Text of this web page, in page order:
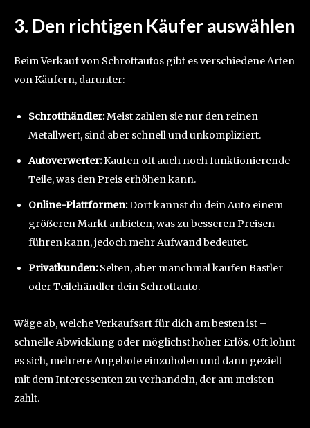
3. Den richtigen Käufer auswählen
Beim Verkauf von Schrottautos gibt es verschiedene Arten
von Käufern, darunter:
Schrotthändler:Meist zahlen sie nur den reinen
Metallwert, sind aber schnell und unkompliziert.
Autoverwerter:Kaufen oft auch noch funktionierende
Teile, was den Preis erhöhen kann.
Online-Plattformen:Dort kannst du dein Auto einem
größeren Markt anbieten, was zu besseren Preisen
führen kann, jedoch mehr Aufwand bedeutet.
Privatkunden:Selten, aber manchmal kaufen Bastler
oder Teilehändler dein Schrottauto.
Wäge ab, welche Verkaufsart für dich am besten ist –
schnelle Abwicklung oder möglichst hoher Erlös. Oft lohnt
es sich, mehrere Angebote einzuholen und dann gezielt
mit dem Interessenten zu verhandeln, der am meisten
zahlt.